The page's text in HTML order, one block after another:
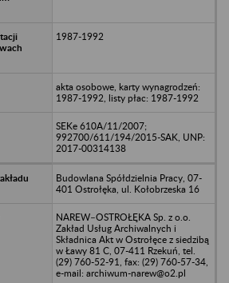
1987-1992
akta osobowe, karty wynagrodzeń:
1987-1992, listy płac: 1987-1992
SEKe 610A/11/2007;
992700/611/194/2015-SAK, UNP:
2017-00314138
Budowlana Spółdzielnia Pracy, 07-
401 Ostrołęka, ul. Kołobrzeska 16
NAREW–OSTROŁĘKA Sp. z o.o.
Zakład Usług Archiwalnych i
Składnica Akt w Ostrołęce z siedzibą
w Ławy 81 C, 07-411 Rzekuń, tel.
(29) 760-52-91, fax: (29) 760-57-34,
e-mail: archiwum-narew@o2.pl